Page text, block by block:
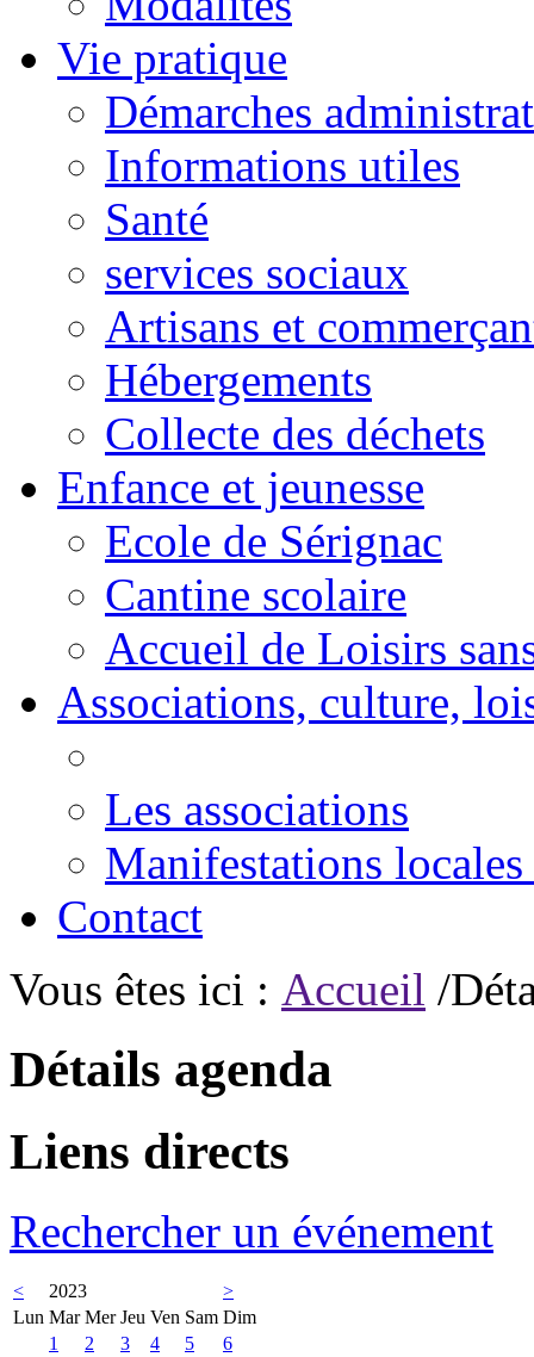
Vie pratique
Démarches
Informations utiles
Santé
services sociaux
Artisans et
Hébergements
Collecte des déchets
Enfance et jeunesse
Ecole de Sérignac
Cantine scolaire
Accueil de Loisirs
Associations, culture,
Les associations
Manifestations locales
Contact
Vous êtes ici : Accueil /
Détails agenda
Liens directs
Rechercher un événement
< 2023
>
Lun Mar Mer Jeu Ven Sam Dim
1
2 3 4 5
6